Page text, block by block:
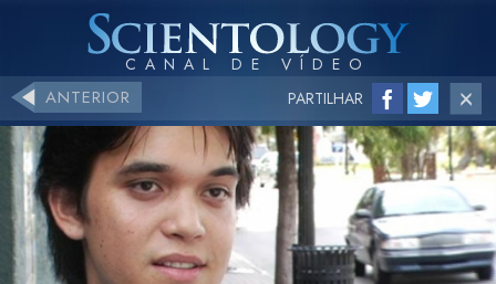
ANTERIOR PARTILHAR